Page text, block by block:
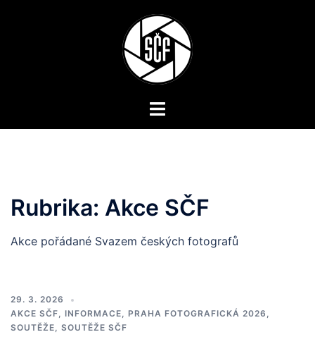
Toggle
Rubrika: Akce SČF
Akce pořádané Svazem českých fotografů
29. 3. 2026
AKCE SČF, INFORMACE, PRAHA FOTOGRAFICKÁ 2026 ,
SOUTĚŽE, SOUTĚŽE SČF